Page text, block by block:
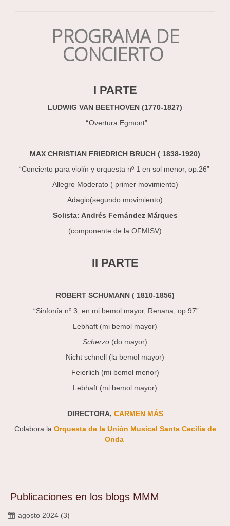
PROGRAMA DE
CONCIERTO
I PARTE
LUDWIG VAN BEETHOVEN (1770-1827)
“Overtura Egmont”
MAX CHRISTIAN FRIEDRICH BRUCH ( 1838-1920)
“Concierto para violín y orquesta nº 1 en sol menor, op.26”
Allegro Moderato ( primer movimiento)
Adagio(segundo movimiento)
Solista: Andrés Fernández Márques
(componente de la OFMISV)
II PARTE
ROBERT SCHUMANN ( 1810-1856)
“Sinfonía nº 3, en mi bemol mayor, Renana, op.97”
Lebhaft (mi bemol mayor)
Scherzo (do mayor)
Nicht schnell (la bemol mayor)
Feierlich (mi bemol menor)
Lebhaft (mi bemol mayor)
DIRECTORA, CARMEN MÁS
Colabora la Orquesta de la Unión Musical Santa Cecilia de
Onda
Publicaciones en los blogs MMM
agosto 2024 (3)